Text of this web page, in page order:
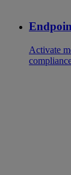
Activate